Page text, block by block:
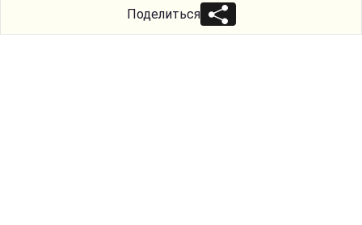
Поделиться